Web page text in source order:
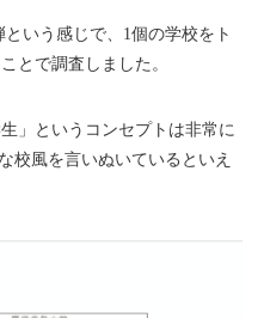
という感じで、1個の学校をト
とで調査しました。
」というコンセプトは非常に
校風を言いぬいているといえ